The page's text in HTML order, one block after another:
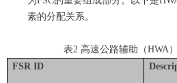
素的分配关系。
表2高速公路辅助（HWA
FSRID